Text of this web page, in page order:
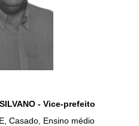
- Vice-prefeito
Casado, Ensino médio